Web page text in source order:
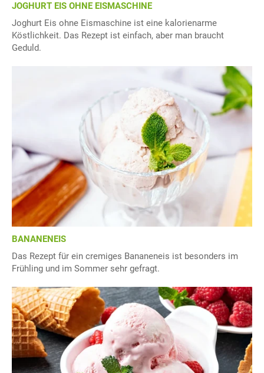
JOGHURT EIS OHNE EISMASCHINE
Joghurt Eis ohne Eismaschine ist eine kalorienarme
Köstlichkeit. Das Rezept ist einfach, aber man braucht
Geduld.
BANANENEIS
Das Rezept für ein cremiges Bananeneis ist besonders im
Frühling und im Sommer sehr gefragt.